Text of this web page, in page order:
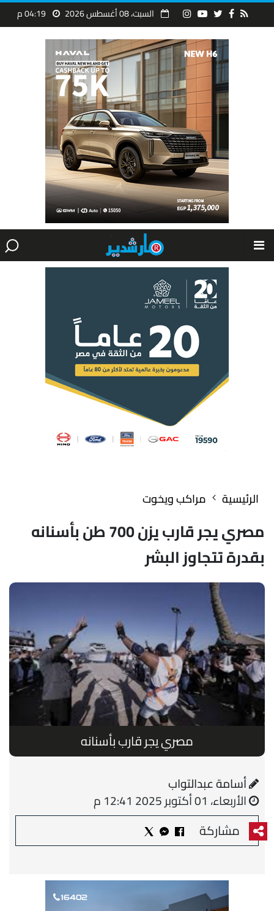
السبت، 08 أغسطس 2026 04:19 م
الرئيسية مراكب ويخوت
مصري يجر قارب يزن 700 طن بأسنانه
بقدرة تتجاوز البشر
مصري يجر قارب بأسنانه
أسامة عبدالتواب
الأربعاء، 01 أكتوبر 2025 12:41 م
مشاركة